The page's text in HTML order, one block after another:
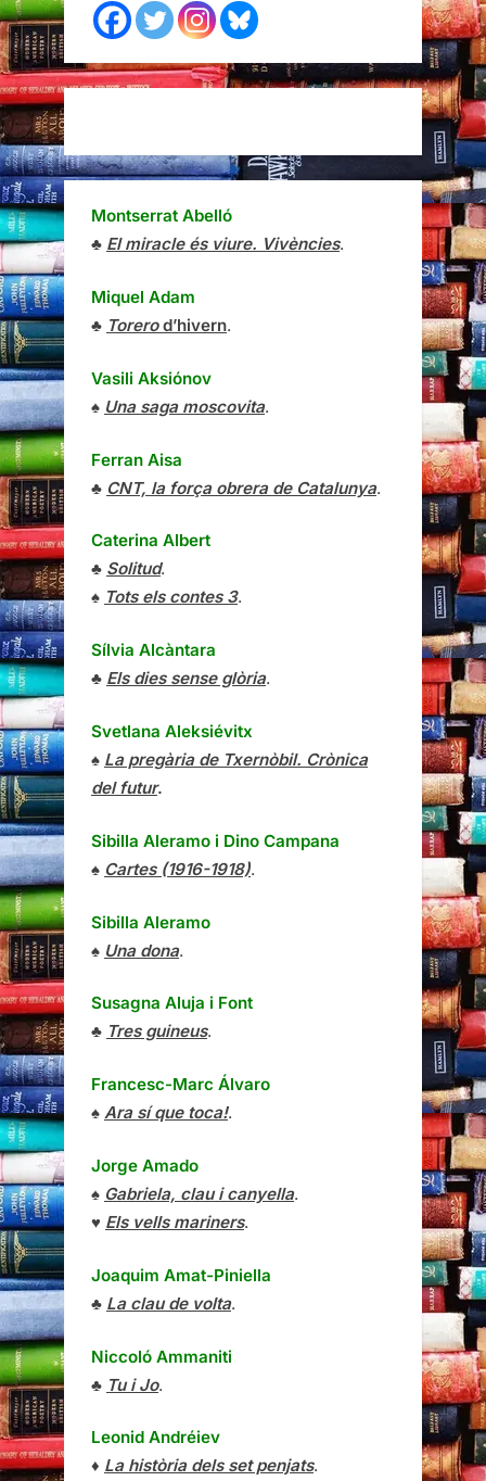
Montserrat Abelló
♣ El miracle és viure. Vivències.
Miquel Adam
♣ Torerod’hivern.
Vasili Aksiónov
♠ Una saga moscovita.
Ferran Aisa
♣ CNT, la força obrera de Catalunya.
Caterina Albert
♣ Solitud.
♠ Tots els contes 3.
Sílvia Alcàntara
♣ Els dies sense glòria.
Svetlana Aleksiévitx
♠ La pregària de Txernòbil. Crònica
del futur.
Sibilla Aleramo i Dino Campana
♠ Cartes (1916-1918).
Sibilla Aleramo
♠ Una dona.
Susagna Aluja i Font
♣ Tres guineus.
Francesc-Marc Álvaro
♠ Ara sí que toca!.
Jorge Amado
♠ Gabriela, clau i canyella.
♥ Els vells mariners.
Joaquim Amat-Piniella
♣ La clau de volta.
Niccoló Ammaniti
♣ Tu i Jo.
Leonid Andréiev
♦ La història dels set penjats.